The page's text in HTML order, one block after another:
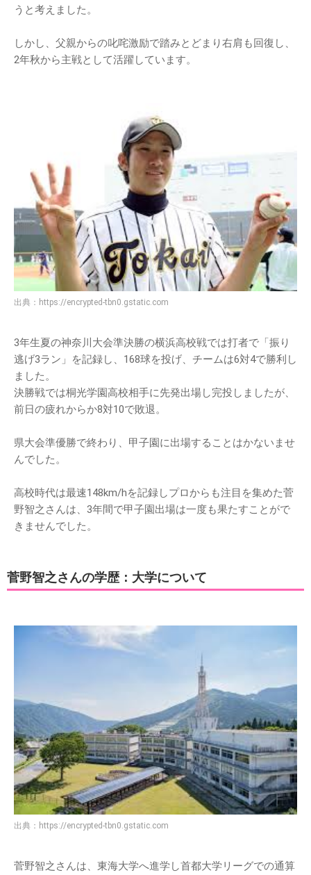
うと考えました。
しかし、父親からの叱咤激励で踏みとどまり右肩も回復し、
2年秋から主戦として活躍しています。
出典： https://encrypted-tbn0.gstatic.com
3年生夏の神奈川大会準決勝の横浜高校戦では打者で「振り
逃げ3ラン」を記録し、168球を投げ、チームは6対4で勝利し
ました。
決勝戦では桐光学園高校相手に先発出場し完投しましたが、
前日の疲れからか8対10で敗退。
県大会準優勝で終わり、甲子園に出場することはかないませ
んでした。
高校時代は最速148km/hを記録しプロからも注目を集めた菅
野智之さんは、3年間で甲子園出場は一度も果たすことがで
きませんでした。
菅野智之さんの学歴：大学について
出典： https://encrypted-tbn0.gstatic.com
菅野智之さんは、東海大学へ進学し首都大学リーグでの通算